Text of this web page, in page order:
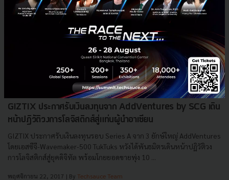
GIZTIX ประกาศรับเงินลงทุนจาก AddVentures by SCG เดิน
หน้าปฏิวัติวงการโลจิสติกส์สู่แท่นผู้นำอาเซียน
GIZTIX ประกาศรับเงินลงทุนรอบ Series A จาก 3 ยักษ์ใหญ่ AddVentures
โดยเอสซีจี-Wavemaker-500 TukTuks หวังได้พันธมิตรเดินหน้าปฏิวัติวง
การโลจิสติกส์สู่ยุคดิจิทัล พร้อมโกยยอดขายพุ่ง 10 ...
พฤศจิกายน 22, 2017 | By Techsauce Team